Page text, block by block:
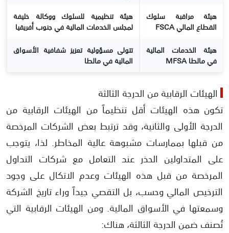
هيئة مراقبة سلوك
القطاع المالي FSCA
هيئة تنظيمية للسلوك ووكالة خليفة
لمجلس الخدمات المالية في جنوب أفريقيا
هيئة الخدمات المالية
في مالطا MFSA
تتولى مسؤولية تعزيز شفافية الأسواق
المالية في مالطا
الهيئات الرقابية من الدرجة الثالثة
تكون هذه الهيئات أقل تنظيماً من الهيئات الرقابية من
الدرجة الأولى والثانية، وقد ترتبط بعض الشركات المرخصة
من قبلها بممارسات مشبوهة عالية المخاطر. لذا، يتوجب
على المتداولين الحذر عند التعامل مع شركات التداول
المرخصة من قبل هذه الهيئات وعدم الاتكال على وجود
الترخيص المالي وحسب، بل التقصي جيداً وراء تاريخ الشركة
وسمعتها في الأسواق المالية. ومن الهيئات الرقابية التي
تُصنف ضمن الدرجة الثالثة، هناك: